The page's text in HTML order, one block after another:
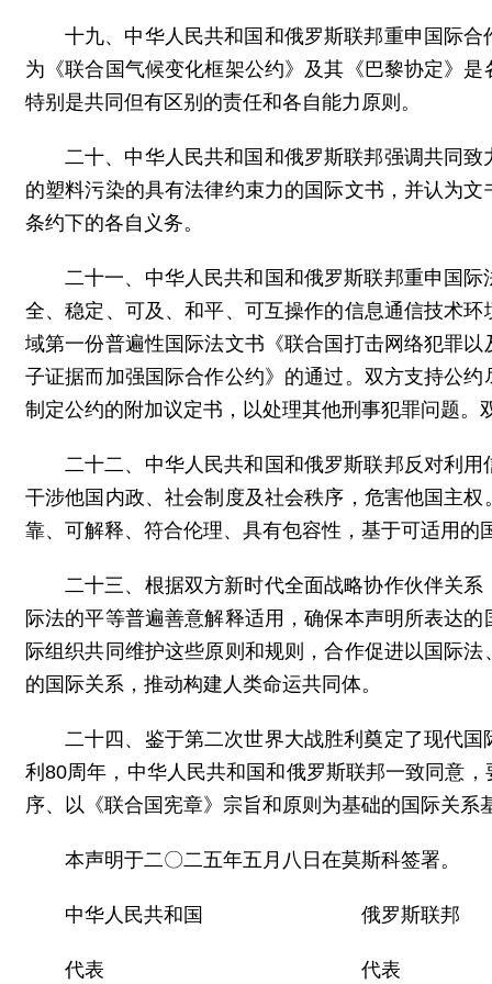
十九、中华人民共和国和俄罗斯联邦重申国际
为《联合国气候变化框架公约》及其《巴黎协定》
特别是共同但有区别的责任和各自能力原则。
二十、中华人民共和国和俄罗斯联邦强调共同
的塑料污染的具有法律约束力的国际文书，并认为
条约下的各自义务。
二十一、中华人民共和国和俄罗斯联邦重申国
全、稳定、可及、和平、可互操作的信息通信技术
域第一份普遍性国际法文书《联合国打击网络犯罪
子证据而加强国际合作公约》的通过。双方支持公
制定公约的附加议定书，以处理其他刑事犯罪问题
二十二、中华人民共和国和俄罗斯联邦反对利
干涉他国内政、社会制度及社会秩序，危害他国主
靠、可解释、符合伦理、具有包容性，基于可适用的
二十三、根据双方新时代全面战略协作伙伴关
际法的平等普遍善意解释适用，确保本声明所表达
际组织共同维护这些原则和规则，合作促进以国际
的国际关系，推动构建人类命运共同体。
二十四、鉴于第二次世界大战胜利奠定了现代
利80周年，中华人民共和国和俄罗斯联邦一致同意
序、以《联合国宪章》宗旨和原则为基础的国际关系
本声明于二〇二五年五月八日在莫斯科签署。
中华人民共和国 俄罗斯联邦
代表 代表